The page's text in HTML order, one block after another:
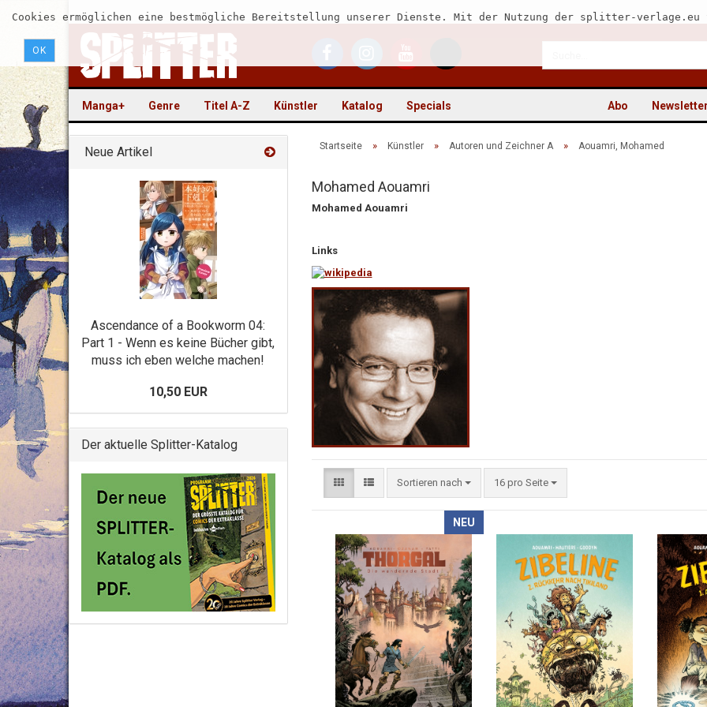
Cookies ermöglichen eine bestmögliche Bereitstellung unserer Dienste. Mit der Nutzung der splitter-
OK
Manga+ Genre Titel A-Z Künstler Katalog Specials Abo
Startseite » Künstler » Autoren und Zeichner A » Aouamri, Mohamed
Mohamed Aouamri
Mohamed Aouamri
Links
Sortieren nach 16 pro Seite
NEU
Neue Artikel
Ascendance of a Bookworm 04:
Part 1 - Wenn es keine Bücher gibt,
muss ich eben welche machen!
10,50 EUR
Der aktuelle Splitter-Katalog